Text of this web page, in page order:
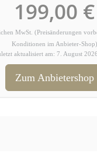
199,00 €
MwSt. (Preisänderungen
Konditionen im Anbieter-Shop)
aktualisiert am: 7. August
Zum Anbietershop